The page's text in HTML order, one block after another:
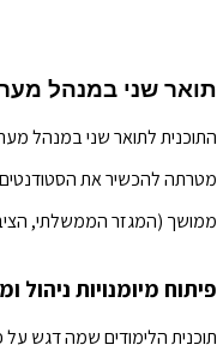
תואר שני במנהל
התוכנית לתואר שני במנהל
מטרתה להכשיר את הסטודנטים
ממושך (המגזר הממשלתי,
פיתוח מיומנויות
תוכנית הלימודים שמה דגש על